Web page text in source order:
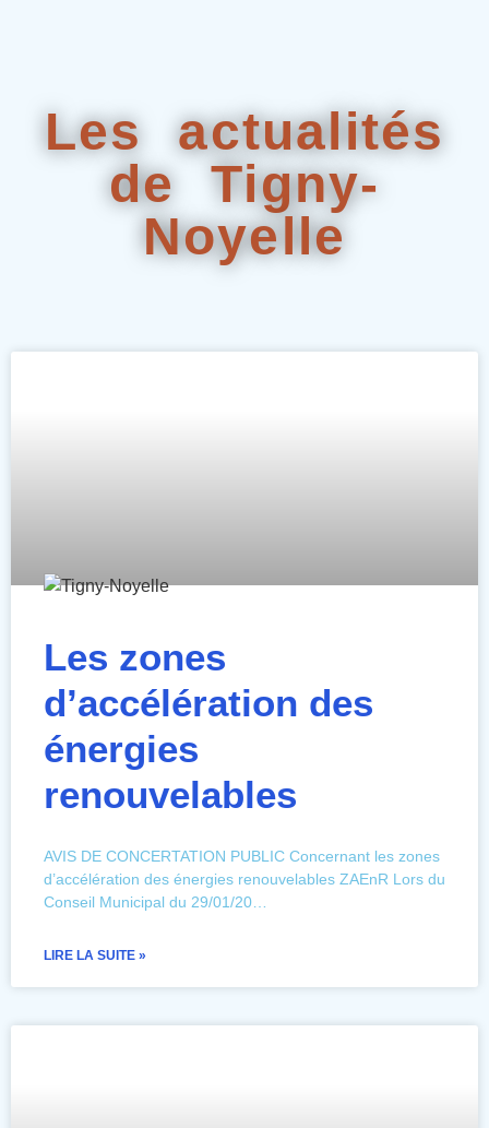
Les actualités
de Tigny-
Noyelle
Les zones
d’accélération des
énergies
renouvelables
AVIS DE CONCERTATION PUBLIC Concernant les zones
d’accélération des énergies renouvelables ZAEnR Lors du
Conseil Municipal du 29/01/20…
LIRE LA SUITE »